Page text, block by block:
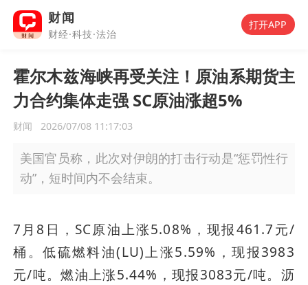
财闻
财经·科技·法治
打开APP
霍尔木兹海峡再受关注！原油系期货主
力合约集体走强 SC原油涨超5%
财闻 2026/07/08 11:17:03
美国官员称，此次对伊朗的打击行动是“惩罚性行
动”，短时间内不会结束。
7月8日，SC原油上涨5.08%，现报461.7元/
桶。低硫燃料油(LU)上涨5.59%，现报3983
元/吨。燃油上涨5.44%，现报3083元/吨。沥